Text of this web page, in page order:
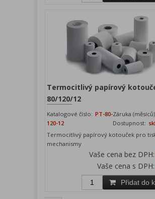
Termocitlivý papírový
80/120/12
Katalogové číslo: PT-80-
120-12
Záruka
Dostupnost:
Termocitlivý papírový kotouček pro
mechanismy
Vaše cena bez DPH:
Vaše cena s DPH:
Přidat do